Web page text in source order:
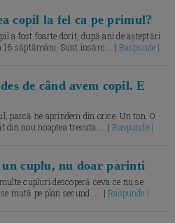
copil la fel ca pe primul?
a fost foarte dorit, după ani de așteptări
săptămâni. Sunt însărc... | Raspunde |
de când avem copil. E
parcă ne aprindem din orice. Un ton. O
din nou noaptea trecuta.... |Raspunde |
un cuplu, nu doar parinti
cupluri descoperă ceva ce nu se
mută pe plan secund. ... |Raspunde |